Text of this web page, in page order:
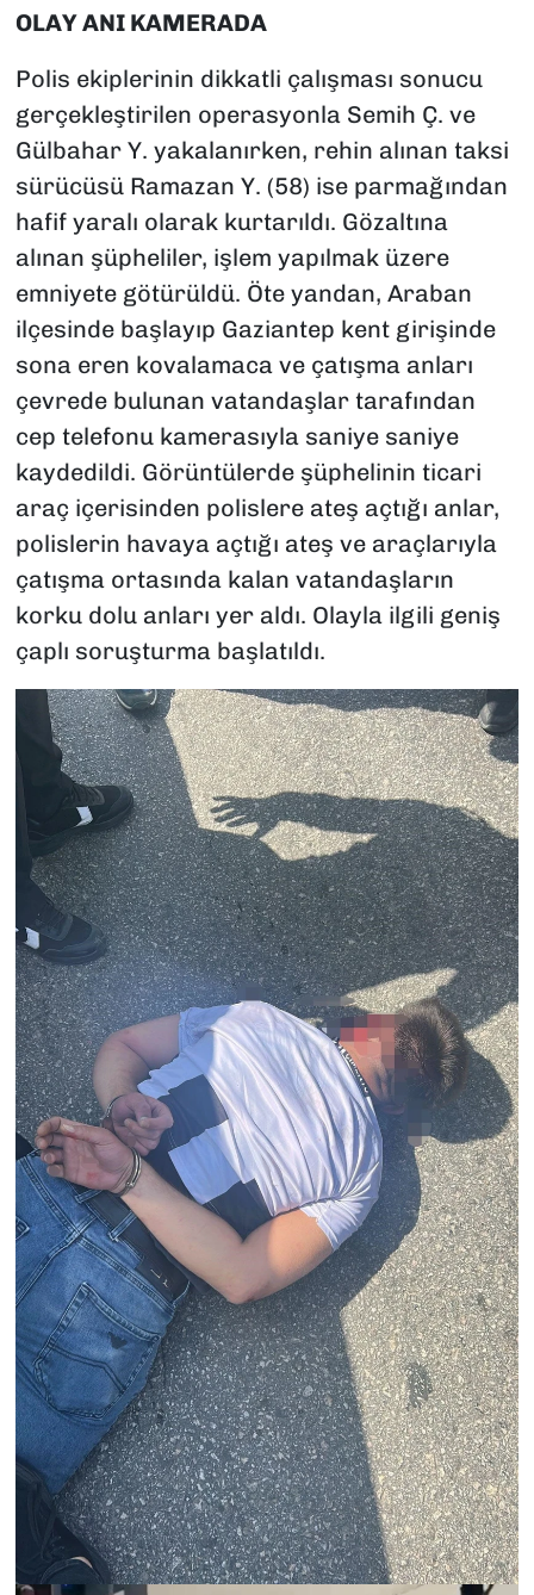
OLAY ANI KAMERADA
Polis ekiplerinin dikkatli çalışması sonucu
gerçekleştirilen operasyonla Semih Ç. ve
Gülbahar Y. yakalanırken, rehin alınan taksi
sürücüsü Ramazan Y. (58) ise parmağından
hafif yaralı olarak kurtarıldı. Gözaltına
alınan şüpheliler, işlem yapılmak üzere
emniyete götürüldü. Öte yandan, Araban
ilçesinde başlayıp Gaziantep kent girişinde
sona eren kovalamaca ve çatışma anları
çevrede bulunan vatandaşlar tarafından
cep telefonu kamerasıyla saniye saniye
kaydedildi. Görüntülerde şüphelinin ticari
araç içerisinden polislere ateş açtığı anlar,
polislerin havaya açtığı ateş ve araçlarıyla
çatışma ortasında kalan vatandaşların
korku dolu anları yer aldı. Olayla ilgili geniş
çaplı soruşturma başlatıldı.